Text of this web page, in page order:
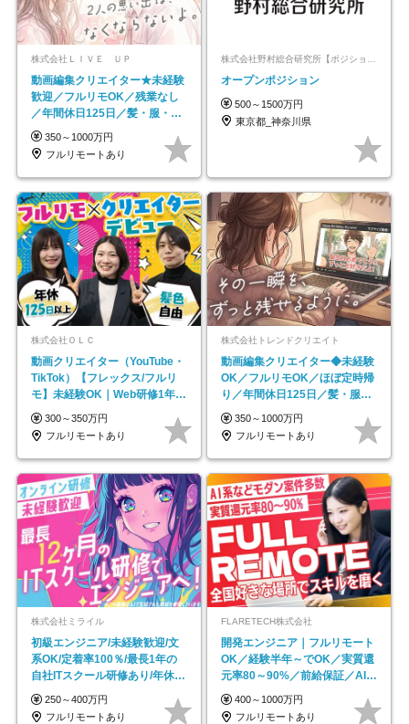
株式会社ＬＩＶＥ ＵＰ
動画編集クリエイター★未経験
歓迎／フルリモOK／残業なし
／年間休日125日／髪・服・ネ
イル自由／研修充実で安心
350～1000万円
フルリモートあり
オープンポジション
500～1500万円
東京都_神奈川県
株式会社ＯＬＣ
動画クリエイター（YouTube・
TikTok）【フレックス/フルリ
モ】未経験OK｜Web研修1年間
｜副業OK
300～350万円
フルリモートあり
株式会社トレンドクリエイト
動画編集クリエイター◆未経験
OK／フルリモOK／ほぼ定時帰
り／年間休日125日／髪・服・
ネイル自由／副業OK
350～1000万円
フルリモートあり
株式会社ミライル
初級エンジニア/未経験歓迎/文
系OK/定着率100％/最長1年の
自社ITスクール研修あり/年休
130日
250～400万円
フルリモートあり
FLARETECH株式会社
開発エンジニア｜フルリモート
OK／経験半年～でOK／実質還
元率80～90%／前給保証／AI系
など最先端案件多数
400～1000万円
フルリモートあり